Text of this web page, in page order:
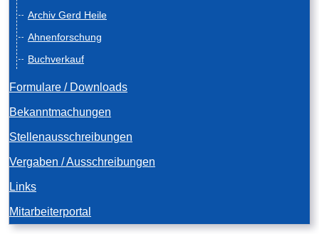
Archiv Gerd Heile
Ahnenforschung
Buchverkauf
Formulare / Downloads
Bekanntmachungen
Stellenausschreibungen
Vergaben / Ausschreibungen
Links
Mitarbeiterportal